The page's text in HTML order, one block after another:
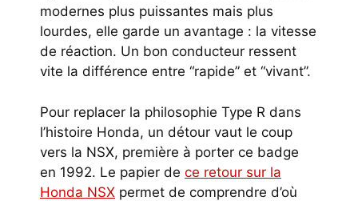
modernes plus puissantes mais plus
lourdes, elle garde un avantage : la vitesse
de réaction. Un bon conducteur ressent
vite la différence entre “rapide” et “vivant”.
Pour replacer la philosophie Type R dans
l’histoire Honda, un détour vaut le coup
vers la NSX, première à porter ce badge
en 1992. Le papier de ce retour sur la
Honda NSX permet de comprendre d’où